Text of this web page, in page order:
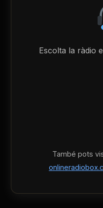
Escolta la ràdio
També pots